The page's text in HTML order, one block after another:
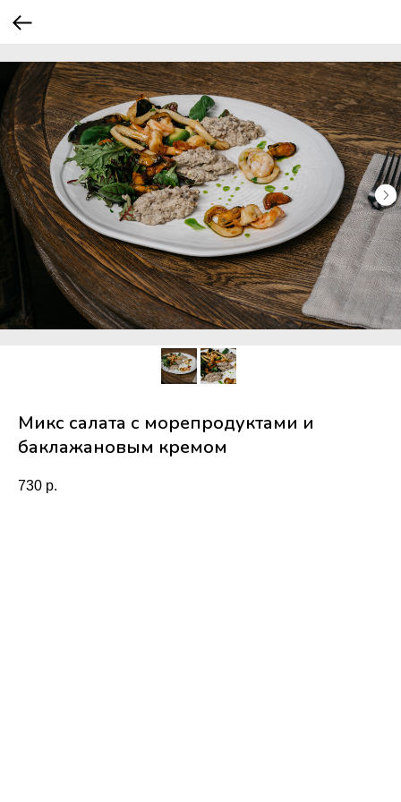
Микс салата с морепродуктами и
баклажановым кремом
730 р.